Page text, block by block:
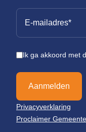
Ik ga akkoord met
Aanmelden
Privacyverklaring
Proclaimer